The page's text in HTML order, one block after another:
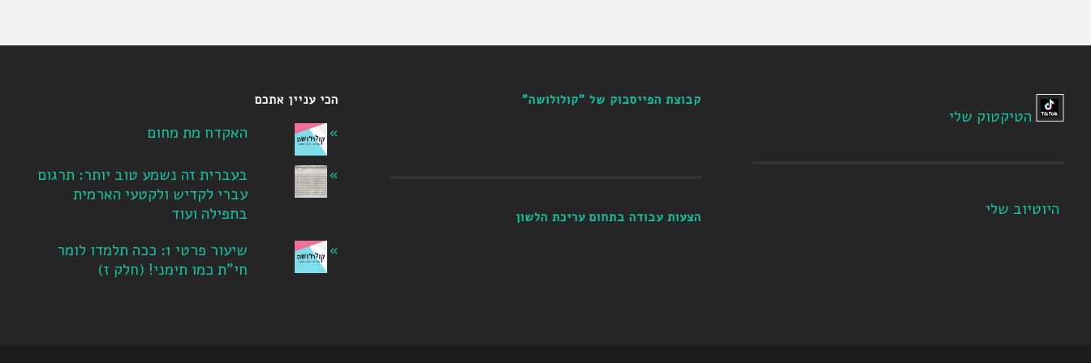
הטיקטוק שלי
היוטיוב שלי
קבוצת הפייסבוק של "קולולושה"
הצעות עבודה בתחום עריכת הלשון
הכי עניין אתכם
האקדח מת מחום
בעברית זה נשמע טוב יותר: תרגום
עברי לקדיש ולקטעי הארמית
בתפילה ועוד
שיעור פרטי 1: ככה תלמדו לומר
חי"ת כמו תימני! ‏(חלק ז‏)